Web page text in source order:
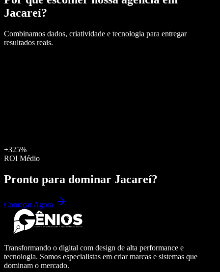
Jacareí?
Combinamos dados, criatividade e tecnologia para entregar
resultados reais.
+325%
ROI Médio
Pronto para dominar Jacareí?
Começar Agora
Transformando o digital com design de alta performance e
tecnologia. Somos especialistas em criar marcas e sistemas que
dominam o mercado.